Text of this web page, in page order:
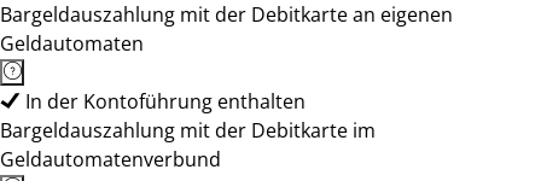
Bargeldauszahlung mit der Debitkarte an eigenen
Geldautomaten
In der Kontoführung enthalten
Bargeldauszahlung mit der Debitkarte im
Geldautomatenverbund